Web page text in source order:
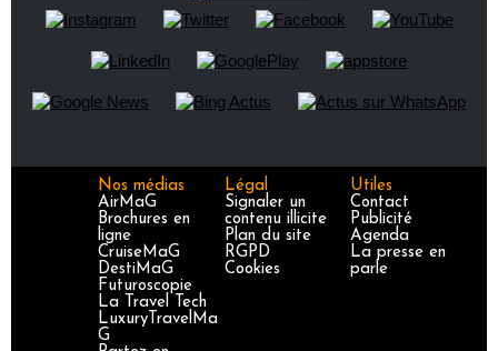
Nos médias
AirMaG
Brochures en
ligne
CruiseMaG
DestiMaG
Futuroscopie
La Travel Tech
LuxuryTravelMa
G
Légal
Signaler un
contenu illicite
Plan du site
RGPD
Cookies
Utiles
Contact
Publicité
Agenda
La presse en
parle